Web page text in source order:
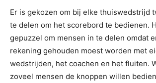
Er is gekozen om bij elke thuiswedstrijd
te delen om het scorebord te bedienen.
gepuzzel om mensen in te delen omdat
rekening gehouden moest worden met
wedstrijden, het coachen en het fluiten.
zoveel mensen de knoppen willen